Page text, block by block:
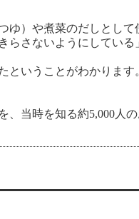
ゆ）や煮菜のだしとし
らさないようにしている
ということがわかります
、当時を知る約5,000人